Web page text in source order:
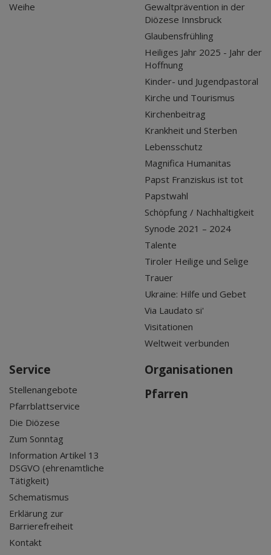
Weihe
Gewaltprävention in der
Diözese Innsbruck
Glaubensfrühling
Heiliges Jahr 2025 - Jahr der
Hoffnung
Kinder- und Jugendpastoral
Kirche und Tourismus
Kirchenbeitrag
Krankheit und Sterben
Lebensschutz
Magnifica Humanitas
Papst Franziskus ist tot
Papstwahl
Schöpfung / Nachhaltigkeit
Synode 2021 – 2024
Talente
Tiroler Heilige und Selige
Trauer
Ukraine: Hilfe und Gebet
Via Laudato si'
Visitationen
Weltweit verbunden
Service
Stellenangebote
Pfarrblattservice
Die Diözese
Zum Sonntag
Information Artikel 13
DSGVO (ehrenamtliche
Tätigkeit)
Schematismus
Erklärung zur
Barrierefreiheit
Kontakt
Organisationen
Pfarren